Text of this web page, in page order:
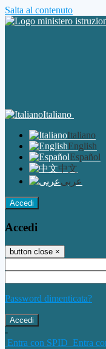
Salta al contenuto
Italiano
Italiano
English
Español
中文
عربى
Accedi
Accedi
button close ×
Password dimenticata?
-
Entra con SPID Entra